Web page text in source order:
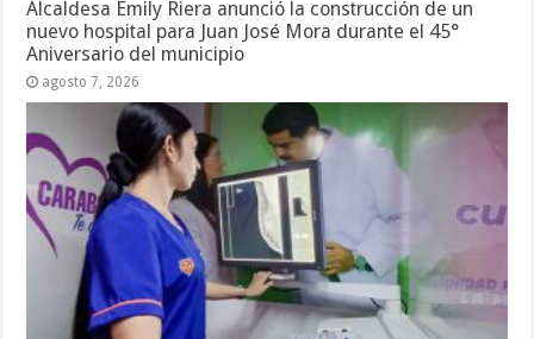
Alcaldesa Emily Riera anunció la construcción de un
nuevo hospital para Juan José Mora durante el 45°
Aniversario del municipio
agosto 7, 2026